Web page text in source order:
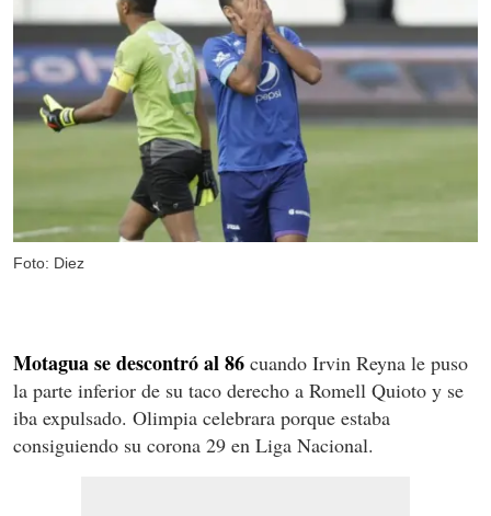
Foto: Diez
Motagua se descontró al 86 cuando Irvin Reyna le puso
la parte inferior de su taco derecho a Romell Quioto y se
iba expulsado. Olimpia celebrara porque estaba
consiguiendo su corona 29 en Liga Nacional.